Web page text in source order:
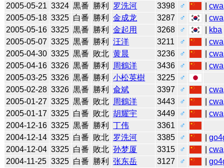
2005-05-21 3324 黒番 勝利 罗洗河 3398 ♂ |cwa
2005-05-18 3325 白番 勝利 金成龙 3287 ♂ |cwa
2005-05-16 3325 黒番 勝利 金起用 3268 ♂ kba
2005-05-07 3325 黒番 勝利 汪洋 3211 ♂ |cwa
2005-04-30 3325 黒番 敗北 黄晨 3236 ♂ |cwa
2005-04-16 3326 黒番 勝利 周鶴洋 3436 ♂ |cwa
2005-03-25 3326 黒番 勝利 小松英樹 3225
♂
2005-02-28 3326 黒番 勝利 兪斌 3397 ♂ |cwa
2005-01-27 3325 黒番 敗北 周鶴洋 3443 ♂ |cwa
2005-01-17 3325 白番 敗北 胡耀宇 3449 ♂ |cwa
2004-12-16 3325 黒番 勝利 丁伟 3361
♂
2004-12-14 3325 白番 敗北 罗洗河 3385 ♂ |
2004-12-04 3325 白番 敗北 孙梦厦 3315 ♂ |cwa
2004-11-25 3325 白番 勝利 张东岳 3127 ♂ |